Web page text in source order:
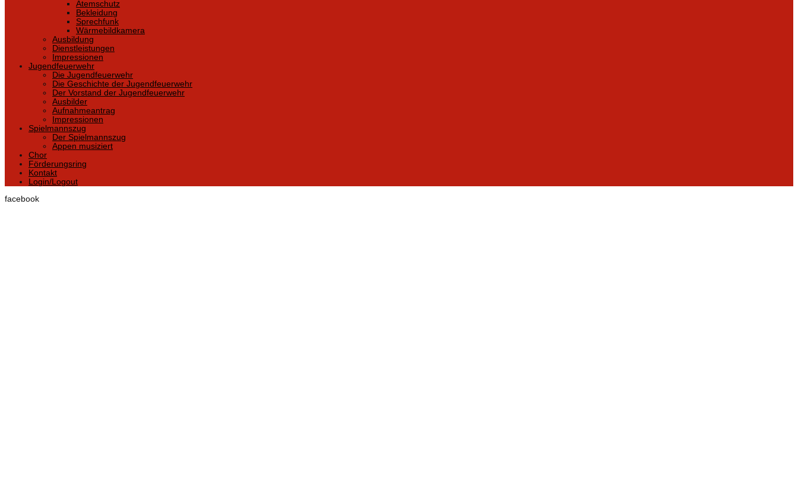
Atemschutz
Bekleidung
Sprechfunk
Wärmebildkamera
Ausbildung
Dienstleistungen
Impressionen
Jugendfeuerwehr
Die Jugendfeuerwehr
Die Geschichte der Jugendfeuerwehr
Der Vorstand der Jugendfeuerwehr
Ausbilder
Aufnahmeantrag
Impressionen
Spielmannszug
Der Spielmannszug
Appen musiziert
Chor
Förderungsring
Kontakt
Login/Logout
facebook